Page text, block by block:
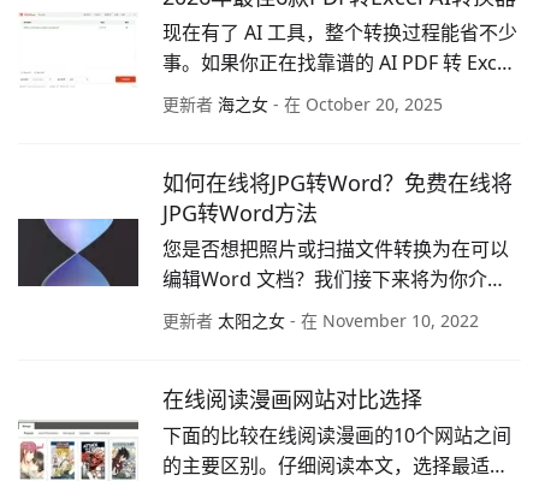
现在有了 AI 工具，整个转换过程能省不少
事。如果你正在找靠谱的 AI PDF 转 Excel
工具，下面这些内容或许能帮到你。
更新者 海之女 - 在 October 20, 2025
如何在线将JPG转Word？免费在线将
JPG转Word方法
您是否想把照片或扫描文件转换为在可以
编辑Word 文档？我们接下来将为你介绍5
种最佳 JPG 转 Word 在线转换器。
更新者 太阳之女 - 在 November 10, 2022
在线阅读漫画网站对比选择
下面的比较在线阅读漫画的10个网站之间
的主要区别。仔细阅读本文，选择最适合